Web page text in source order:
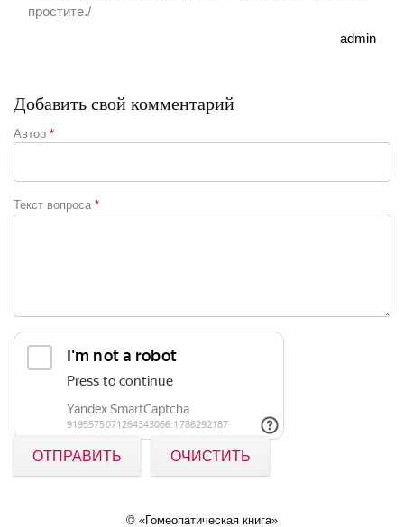
простите./
admin
Добавить свой комментарий
Автор *
Текст вопроса *
ОТПРАВИТЬ ОЧИСТИТЬ
© «Гомеопатическая книга»